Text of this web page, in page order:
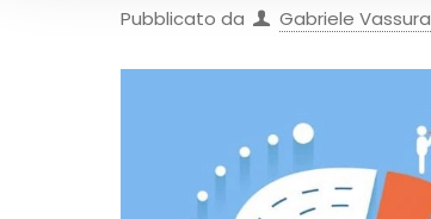
Pubblicato da Gabriele Vassura